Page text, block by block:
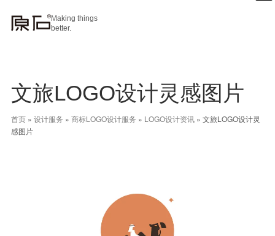
Making things
better.
文旅LOGO设计灵感图片
首页 » 设计服务 » 商标LOGO设计服务 » LOGO设计资讯 » 文旅LOGO设计灵
感图片